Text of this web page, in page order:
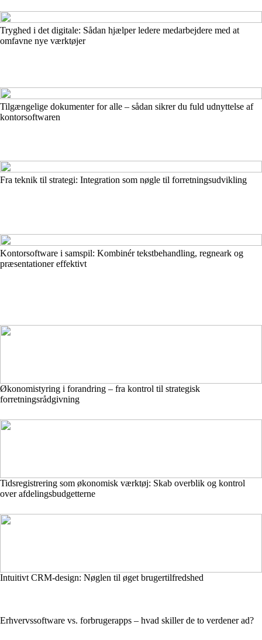
Tryghed i det digitale: Sådan hjælper ledere medarbejdere med at
omfavne nye værktøjer
Tilgængelige dokumenter for alle – sådan sikrer du fuld udnyttelse af
kontorsoftwaren
Fra teknik til strategi: Integration som nøgle til forretningsudvikling
Kontorsoftware i samspil: Kombinér tekstbehandling, regneark og
præsentationer effektivt
Økonomistyring i forandring – fra kontrol til strategisk
forretningsrådgivning
Tidsregistrering som økonomisk værktøj: Skab overblik og kontrol
over afdelingsbudgetterne
Intuitivt CRM-design: Nøglen til øget brugertilfredshed
Erhvervssoftware vs. forbrugerapps – hvad skiller de to verdener ad?